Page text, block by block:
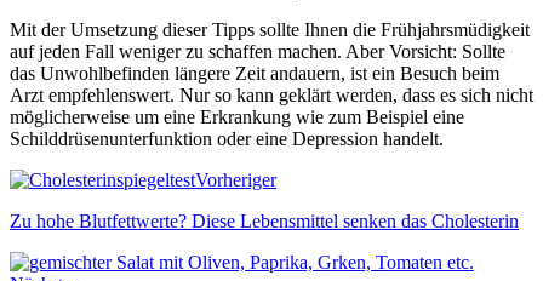
Mit der Umsetzung dieser Tipps sollte Ihnen die Frühjahrsmüdigkeit
auf jeden Fall weniger zu schaffen machen. Aber Vorsicht: Sollte
das Unwohlbefinden längere Zeit andauern, ist ein Besuch beim
Arzt empfehlenswert. Nur so kann geklärt werden, dass es sich nicht
möglicherweise um eine Erkrankung wie zum Beispiel eine
Schilddrüsenunterfunktion oder eine Depression handelt.
Vorheriger
Zu hohe Blutfettwerte? Diese Lebensmittel senken das Cholesterin